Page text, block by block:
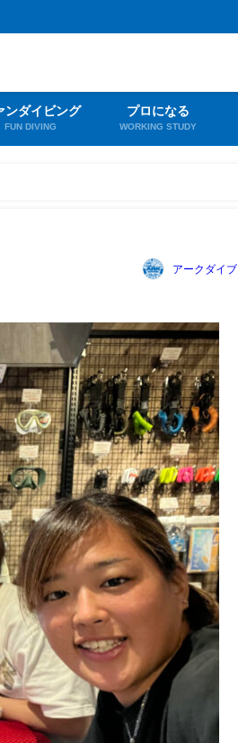
ンダイビング
FUN DIVING
プロになる
WORKING STUDY
アークダイブ